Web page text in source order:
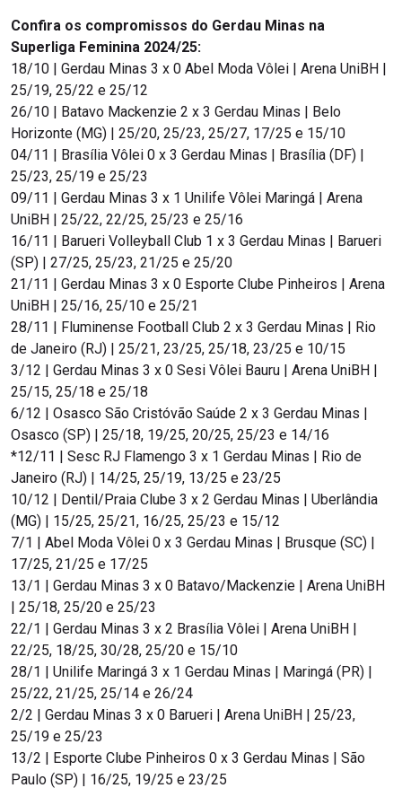
Confira os compromissos do Gerdau Minas na
Superliga Feminina 2024/25:
18/10 | Gerdau Minas 3 x 0 Abel Moda Vôlei | Arena UniBH |
25/19, 25/22 e 25/12
26/10 | Batavo Mackenzie 2 x 3 Gerdau Minas | Belo
Horizonte (MG) | 25/20, 25/23, 25/27, 17/25 e 15/10
04/11 | Brasília Vôlei 0 x 3 Gerdau Minas | Brasília (DF) |
25/23, 25/19 e 25/23
09/11 | Gerdau Minas 3 x 1 Unilife Vôlei Maringá | Arena
UniBH | 25/22, 22/25, 25/23 e 25/16
16/11 | Barueri Volleyball Club 1 x 3 Gerdau Minas | Barueri
(SP) | 27/25, 25/23, 21/25 e 25/20
21/11 | Gerdau Minas 3 x 0 Esporte Clube Pinheiros | Arena
UniBH | 25/16, 25/10 e 25/21
28/11 | Fluminense Football Club 2 x 3 Gerdau Minas | Rio
de Janeiro (RJ) | 25/21, 23/25, 25/18, 23/25 e 10/15
3/12 | Gerdau Minas 3 x 0 Sesi Vôlei Bauru | Arena UniBH |
25/15, 25/18 e 25/18
6/12 | Osasco São Cristóvão Saúde 2 x 3 Gerdau Minas |
Osasco (SP) | 25/18, 19/25, 20/25, 25/23 e 14/16
*12/11 | Sesc RJ Flamengo 3 x 1 Gerdau Minas | Rio de
Janeiro (RJ) | 14/25, 25/19, 13/25 e 23/25
10/12 | Dentil/Praia Clube 3 x 2 Gerdau Minas | Uberlândia
(MG) | 15/25, 25/21, 16/25, 25/23 e 15/12
7/1 | Abel Moda Vôlei 0 x 3 Gerdau Minas | Brusque (SC) |
17/25, 21/25 e 17/25
13/1 | Gerdau Minas 3 x 0 Batavo/Mackenzie | Arena UniBH
| 25/18, 25/20 e 25/23
22/1 | Gerdau Minas 3 x 2 Brasília Vôlei | Arena UniBH |
22/25, 18/25, 30/28, 25/20 e 15/10
28/1 | Unilife Maringá 3 x 1 Gerdau Minas | Maringá (PR) |
25/22, 21/25, 25/14 e 26/24
2/2 | Gerdau Minas 3 x 0 Barueri | Arena UniBH | 25/23,
25/19 e 25/23
13/2 | Esporte Clube Pinheiros 0 x 3 Gerdau Minas | São
Paulo (SP) | 16/25, 19/25 e 23/25